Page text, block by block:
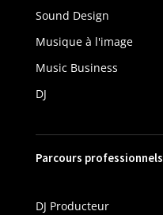
Sound Design
Musique à l'image
Music Business
DJ
Parcours professionnels
DJ Producteur